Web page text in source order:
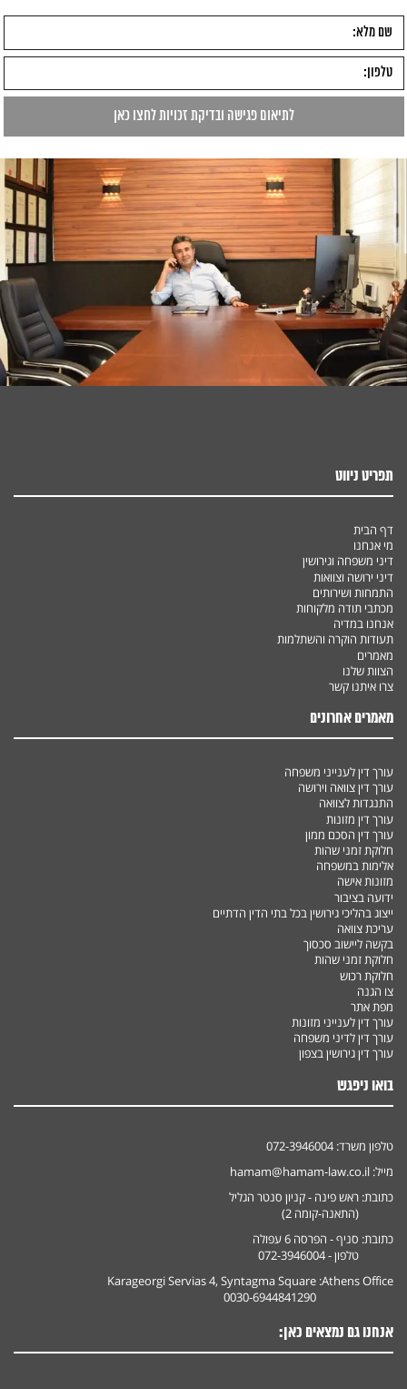
תפריט ניווט
דף הבית
מי אנחנו
דיני משפחה וגירושין
דיני ירושה וצוואות
התמחות ושירותים
מכתבי תודה מלקוחות
אנחנו במדיה
תעודות הוקרה והשתלמות
מאמרים
הצוות שלנו
צרו איתנו קשר
מאמרים אחרונים
עורך דין לענייני משפחה
עורך דין צוואה וירושה
התנגדות לצוואה
עורך דין מזונות
עורך דין הסכם ממון
חלוקת זמני שהות
אלימות במשפחה
מזונות אישה
ידועה בציבור
ייצוג בהליכי גירושין בכל בתי הדין הדתיים
עריכת צוואה
בקשה ליישוב סכסוך
חלוקת זמני שהות
חלוקת רכוש
צו הגנה
מפת אתר
עורך דין לענייני מזונות
עורך דין לדיני משפחה
עורך דין גירושין בצפון
בואו ניפגש
טלפון משרד: 072-3946004
מייל: hamam@hamam-law.co.il
כתובת: ראש פינה - קניון סנטר הגליל
(התאנה-קומה 2)
כתובת: סניף - הפרסה 6 עפולה
טלפון - 072-3946004
Athens Office:
Karageorgi Servias 4, Syntagma Square
0030-6944841290
אנחנו גם נמצאים כאן: